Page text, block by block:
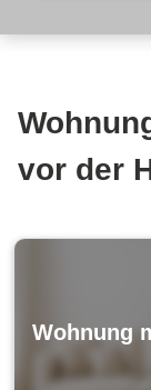
vor der
Wohnung